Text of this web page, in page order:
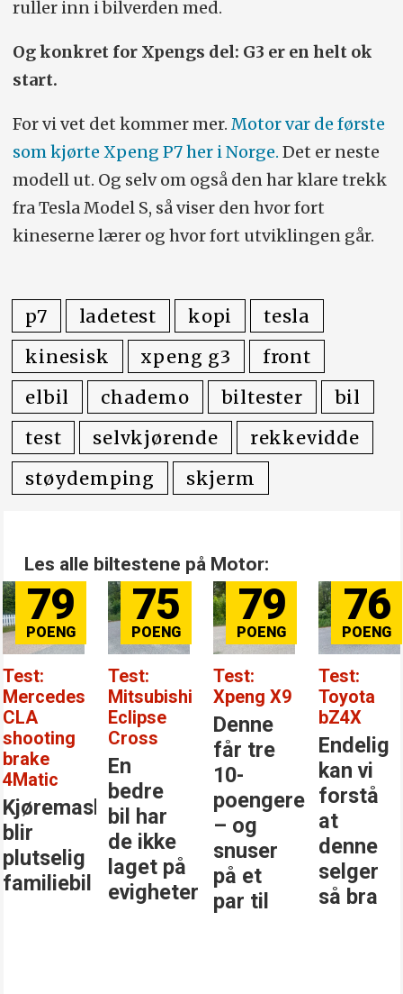
ruller inn i bilverden med.
Og konkret for Xpengs del: G3 er en helt ok
start.
For vi vet det kommer mer. Motor var de første
som kjørte Xpeng P7 her i Norge. Det er neste
modell ut. Og selv om også den har klare trekk
fra Tesla Model S, så viser den hvor fort
kineserne lærer og hvor fort utviklingen går.
p7 ladetest kopi
tesla
kinesisk
xpeng g3
front
elbil
chademo biltester
bil
test
selvkjørende
rekkevidde
støydemping
skjerm
Les alle biltestene på Motor:
79
Test:
Mercedes
CLA
shooting
brake
4Matic
Kjøremaskinen
blir
plutselig
familiebil
75
Test:
Mitsubishi
Eclipse
Cross
En
bedre
bil har
de ikke
laget på
evigheter
79
Test:
Xpeng X9
Denne
får tre
10-
poengere
– og
snuser
på et
par til
76
Test:
Toyota
bZ4X
Endelig
kan vi
forstå
at
denne
selger
så bra